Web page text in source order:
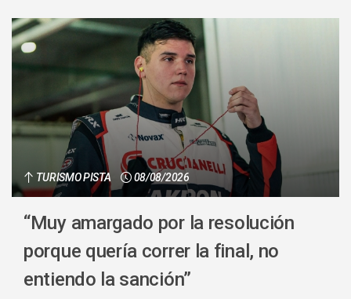
TURISMO PISTA 08/08/2026
“Muy amargado por la resolución
porque quería correr la final, no
entiendo la sanción”